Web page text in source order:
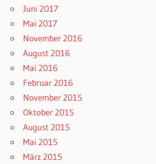
Juni 2017
Mai 2017
November 2016
August 2016
Mai 2016
Februar 2016
November 2015
Oktober 2015
August 2015
Mai 2015
März 2015